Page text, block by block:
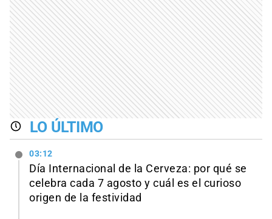
LO ÚLTIMO
03:12
Día Internacional de la Cerveza: por qué se
celebra cada 7 agosto y cuál es el curioso
origen de la festividad